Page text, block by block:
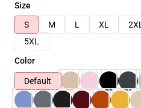
Size
S
M L XL 2XL
5XL
Color
Default